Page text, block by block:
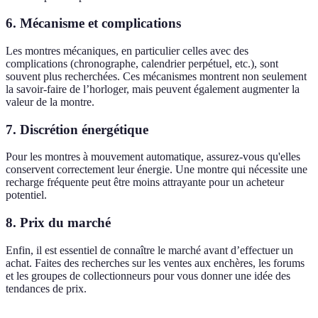
6. Mécanisme et complications
Les montres mécaniques, en particulier celles avec des
complications (chronographe, calendrier perpétuel, etc.), sont
souvent plus recherchées. Ces mécanismes montrent non seulement
la savoir-faire de l’horloger, mais peuvent également augmenter la
valeur de la montre.
7. Discrétion énergétique
Pour les montres à mouvement automatique, assurez-vous qu'elles
conservent correctement leur énergie. Une montre qui nécessite une
recharge fréquente peut être moins attrayante pour un acheteur
potentiel.
8. Prix du marché
Enfin, il est essentiel de connaître le marché avant d’effectuer un
achat. Faites des recherches sur les ventes aux enchères, les forums
et les groupes de collectionneurs pour vous donner une idée des
tendances de prix.